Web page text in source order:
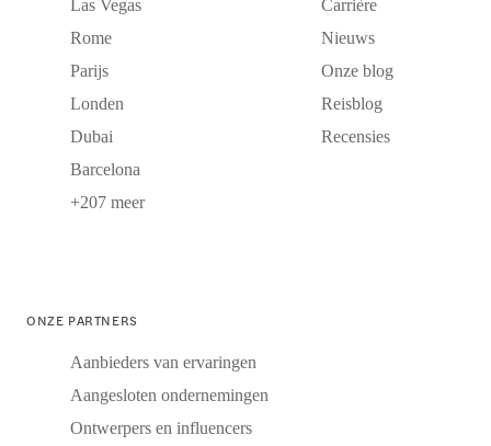
Las Vegas
Rome
Parijs
Londen
Dubai
Barcelona
+207 meer
Carrière
Nieuws
Onze blog
Reisblog
Recensies
ONZE PARTNERS
Aanbieders van ervaringen
Aangesloten ondernemingen
Ontwerpers en influencers